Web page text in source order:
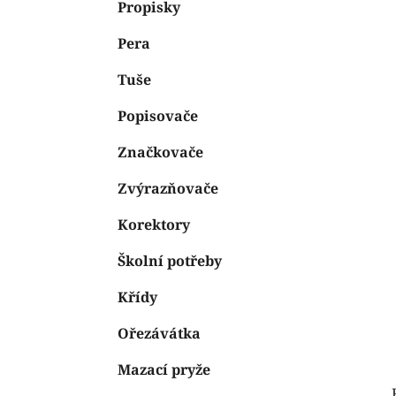
Propisky
Pera
Tuše
Popisovače
Značkovače
Zvýrazňovače
Korektory
Školní potřeby
Křídy
Ořezávátka
Mazací pryže